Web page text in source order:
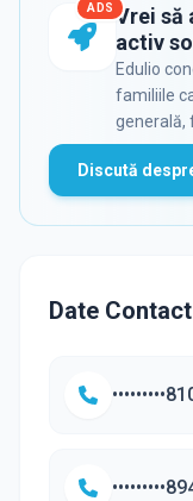
ADS Vrei să
activ
Edulio
familiile
generală,
Discută
Date Contact